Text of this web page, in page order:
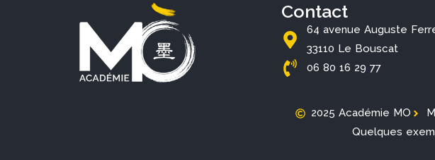
Contact
64 avenue Auguste
33110 Le Bouscat
06 80 16 29 77
2025 Académie MO
Quelques